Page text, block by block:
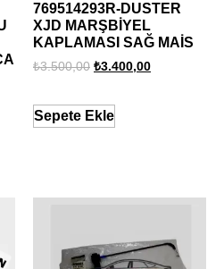
769514293R-DUSTER
XJD MARŞBİYEL
KAPLAMASI SAĞ MAİS
₺3.500,00 ₺3.400,00
Sepete Ekle